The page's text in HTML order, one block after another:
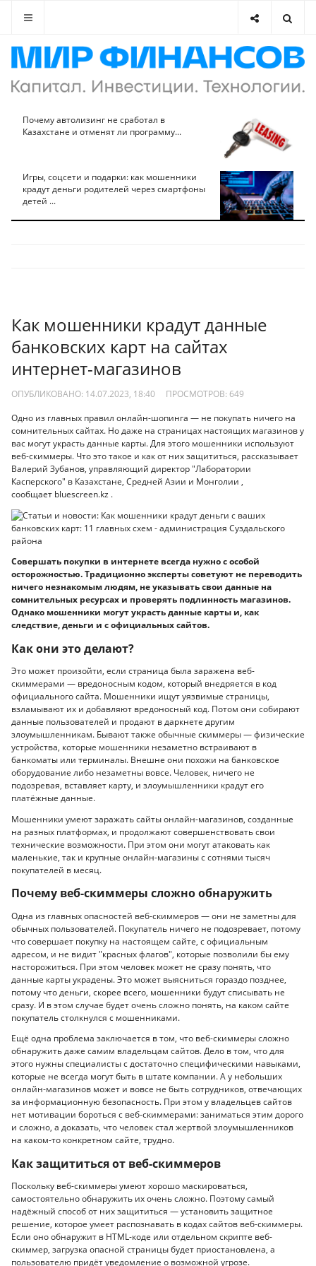
Почему автолизинг не сработал в
Казахстане и отменят ли программу...
Игры, соцсети и подарки: как мошенники
крадут деньги родителей через смартфоны
детей ...
Как мошенники крадут данные
банковских карт на сайтах
интернет-магазинов
ОПУБЛИКОВАНО: 14.07.2023, 18:40 ПРОСМОТРОВ: 649
Одно из главных правил онлайн-шопинга — не покупать ничего на
сомнительных сайтах. Но даже на страницах настоящих магазинов у
вас могут украсть данные карты. Для этого мошенники используют
веб-скиммеры. Что это такое и как от них защититься, рассказывает
Валерий Зубанов, управляющий директор "Лаборатории
Касперского" в Казахстане, Средней Азии и Монголии ,
сообщает bluescreen.kz .
Совершать покупки в интернете всегда нужно с особой
осторожностью. Традиционно эксперты советуют не переводить
ничего незнакомым людям, не указывать свои данные на
сомнительных ресурсах и проверять подлинность магазинов.
Однако мошенники могут украсть данные карты и, как
следствие, деньги и с официальных сайтов.
Как они это делают?
Это может произойти, если страница была заражена веб-
скиммерами — вредоносным кодом, который внедряется в код
официального сайта. Мошенники ищут уязвимые страницы,
взламывают их и добавляют вредоносный код. Потом они собирают
данные пользователей и продают в даркнете другим
злоумышленникам. Бывают также обычные скиммеры — физические
устройства, которые мошенники незаметно встраивают в
банкоматы или терминалы. Внешне они похожи на банковское
оборудование либо незаметны вовсе. Человек, ничего не
подозревая, вставляет карту, и злоумышленники крадут его
платёжные данные.
Мошенники умеют заражать сайты онлайн-магазинов, созданные
на разных платформах, и продолжают совершенствовать свои
технические возможности. При этом они могут атаковать как
маленькие, так и крупные онлайн-магазины с сотнями тысяч
покупателей в месяц.
Почему веб-скиммеры сложно обнаружить
Одна из главных опасностей веб-скиммеров — они не заметны для
обычных пользователей. Покупатель ничего не подозревает, потому
что совершает покупку на настоящем сайте, с официальным
адресом, и не видит "красных флагов", которые позволили бы ему
насторожиться. При этом человек может не сразу понять, что
данные карты украдены. Это может выясниться гораздо позднее,
потому что деньги, скорее всего, мошенники будут списывать не
сразу. И в этом случае будет очень сложно понять, на каком сайте
покупатель столкнулся с мошенниками.
Ещё одна проблема заключается в том, что веб-скиммеры сложно
обнаружить даже самим владельцам сайтов. Дело в том, что для
этого нужны специалисты с достаточно специфическими навыками,
которые не всегда могут быть в штате компании. А у небольших
онлайн-магазинов может и вовсе не быть сотрудников, отвечающих
за информационную безопасность. При этом у владельцев сайтов
нет мотивации бороться с веб-скиммерами: заниматься этим дорого
и сложно, а доказать, что человек стал жертвой злоумышленников
на каком-то конкретном сайте, трудно.
Как защититься от веб-скиммеров
Поскольку веб-скиммеры умеют хорошо маскироваться,
самостоятельно обнаружить их очень сложно. Поэтому самый
надёжный способ от них защититься — установить защитное
решение, которое умеет распознавать в кодах сайтов веб-скиммеры.
Если оно обнаружит в HTML-коде или отдельном скрипте веб-
скиммер, загрузка опасной страницы будет приостановлена, а
пользователю придёт уведомление о возможной угрозе.